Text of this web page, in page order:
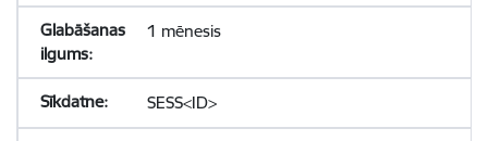
1 mēnesis
SESS<ID>